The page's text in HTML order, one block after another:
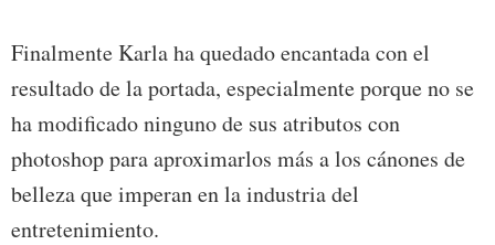
Finalmente Karla ha quedado encantada con el
resultado de la portada, especialmente porque no se
ha modificado ninguno de sus atributos con
photoshop para aproximarlos más a los cánones de
belleza que imperan en la industria del
entretenimiento.